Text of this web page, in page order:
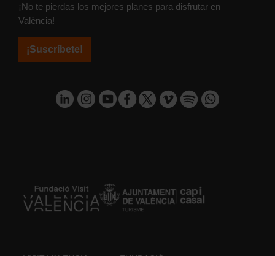
¡No te pierdas los mejores planes para disfrutar en
València!
¡Suscríbete!